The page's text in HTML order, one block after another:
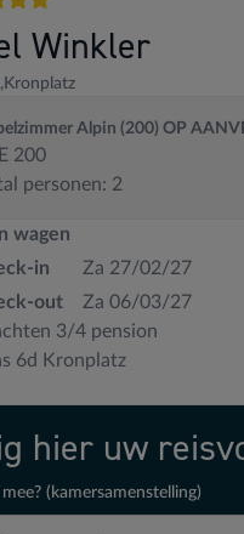
Winkler
Kronplatz
Alpin (200) OP
200
personen: 2
wagen
in
Za 27/02/27
out
Za 06/03/27
3/4 pension
6d Kronplatz
hier uw
(kamersamenstelling)